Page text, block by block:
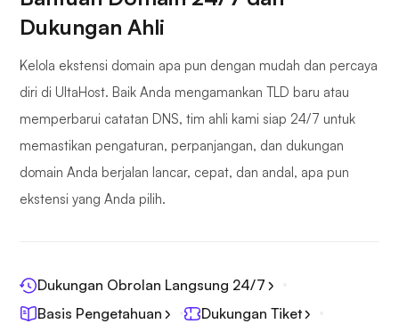
Dukungan Ahli
Kelola ekstensi domain apa pun dengan mudah dan percaya
diri di UltaHost. Baik Anda mengamankan TLD baru atau
memperbarui catatan DNS, tim ahli kami siap 24/7 untuk
memastikan pengaturan, perpanjangan, dan dukungan
domain Anda berjalan lancar, cepat, dan andal, apa pun
ekstensi yang Anda pilih.
Dukungan Obrolan Langsung 24/7
Basis Pengetahuan
Dukungan Tiket